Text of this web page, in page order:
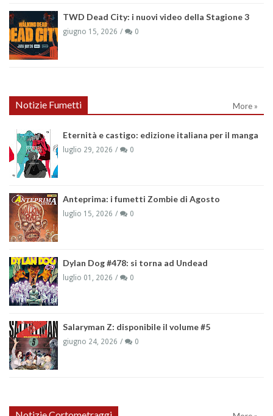
TWD Dead City: i nuovi video della Stagione 3
giugno 15, 2026 0
Notizie Fumetti More »
Eternità e castigo: edizione italiana per il manga
luglio 29, 2026 0
Anteprima: i fumetti Zombie di Agosto
luglio 15, 2026 0
Dylan Dog #478: si torna ad Undead
luglio 01, 2026 0
Salaryman Z: disponibile il volume #5
giugno 24, 2026 0